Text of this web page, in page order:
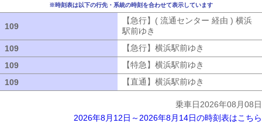
※時刻表は以下の行先・系統の時刻を合わせて表示しています
109
【急行】( 流通センター 経由 ) 横浜
駅前ゆき
109
【急行】横浜駅前ゆき
109
【特急】横浜駅前ゆき
109
【直通】横浜駅前ゆき
乗車日2026年08月08日
2026年8月12日～2026年8月14日の時刻表はこちら